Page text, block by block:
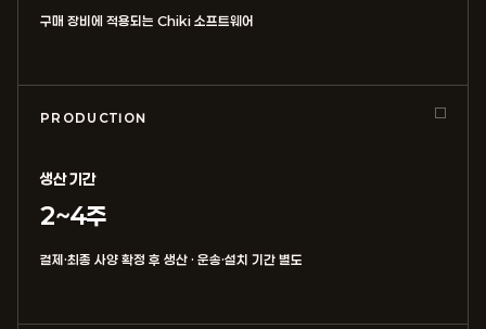
구매 장비에 적용되는 Chiki 소프트웨어
PRODUCTION
생산 기간
2~4주
결제·최종 사양 확정 후 생산 · 운송·설치 기간 별도